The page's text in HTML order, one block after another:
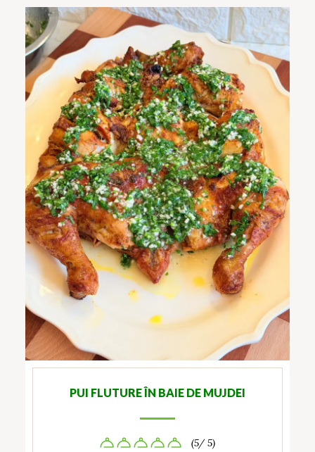
PUI FLUTURE ÎN BAIE DE MUJDEI
(5/ 5)